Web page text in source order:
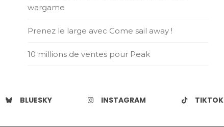
wargame
Prenez le large avec Come sail away !
10 millions de ventes pour Peak
BLUESKY INSTAGRAM TIKTOK